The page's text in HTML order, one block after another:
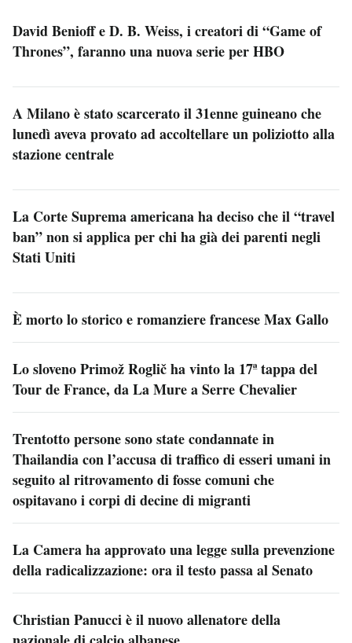
David Benioff e D. B. Weiss, i creatori di “Game of
Thrones”, faranno una nuova serie per HBO
A Milano è stato scarcerato il 31enne guineano che
lunedì aveva provato ad accoltellare un poliziotto alla
stazione centrale
La Corte Suprema americana ha deciso che il “travel
ban” non si applica per chi ha già dei parenti negli
Stati Uniti
È morto lo storico e romanziere francese Max Gallo
Lo sloveno Primož Roglič ha vinto la 17ª tappa del
Tour de France, da La Mure a Serre Chevalier
Trentotto persone sono state condannate in
Thailandia con l’accusa di traffico di esseri umani in
seguito al ritrovamento di fosse comuni che
ospitavano i corpi di decine di migranti
La Camera ha approvato una legge sulla prevenzione
della radicalizzazione: ora il testo passa al Senato
Christian Panucci è il nuovo allenatore della